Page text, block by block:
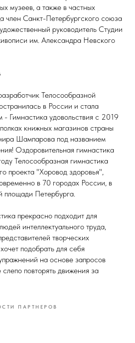
музеев, а также в частных
член Санкт-Петербургского союза
руководитель Студии
им. Александра Невского
Телосообразной
в России и стала
- Гимнастика удовольствия с 2019
книжных магазинов страны
Шампарова под названием
Оздоровительная гимнастика
Телосообразная гимнастика
проекта "Хоровод здоровья",
в 70 городах России, в
площади Петербурга.
прекрасно подходит для
интеллектуального труда,
творческих
подобрать для себя
на основе запросов
повторять движения за
ПАРТНЕРОВ